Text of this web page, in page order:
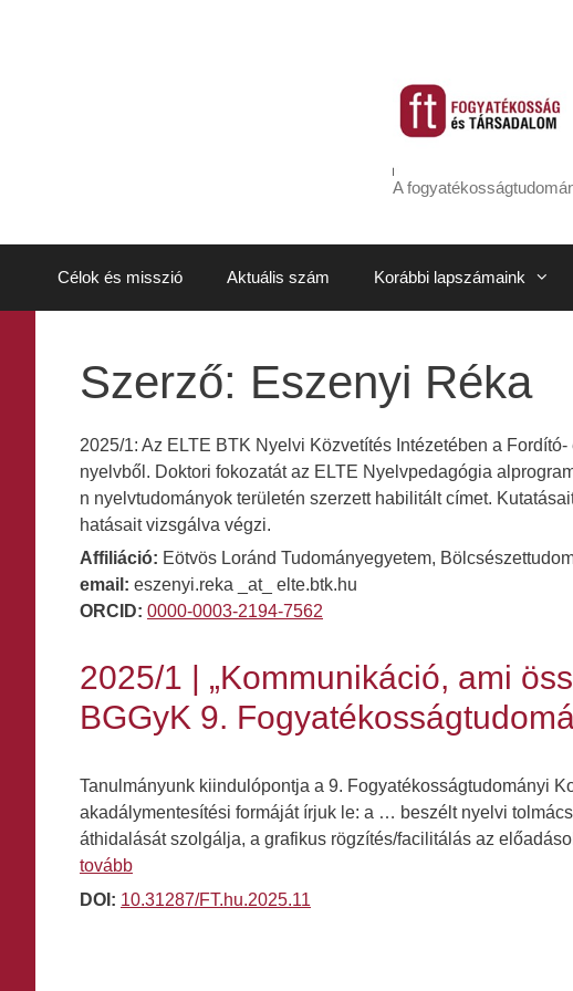
A
Célok és misszió Aktuális szám Korábbi lapszámaink
Szerző: Eszenyi Réka
2025/1: Az ELTE BTK Nyelvi Közvetítés Intézetében a
nyelvből. Doktori fokozatát az ELTE Nyelvpedagógia
n nyelvtudományok területén szerzett habilitált címet.
hatásait vizsgálva végzi.
Affiliáció: Eötvös Loránd Tudományegyetem,
email: eszenyi.reka _at_ elte.btk.hu
ORCID: 0000-0003-2194-7562
2025/1 | „Kommunikáció, ami
BGGyK 9.
Tanulmányunk kiindulópontja a 9. Fogyatékosságtudományi
akadálymentesítési formáját írjuk le: a … beszélt nyelvi
áthidalását szolgálja, a grafikus rögzítés/facilitálás az
tovább
DOI: 10.31287/FT.hu.2025.11